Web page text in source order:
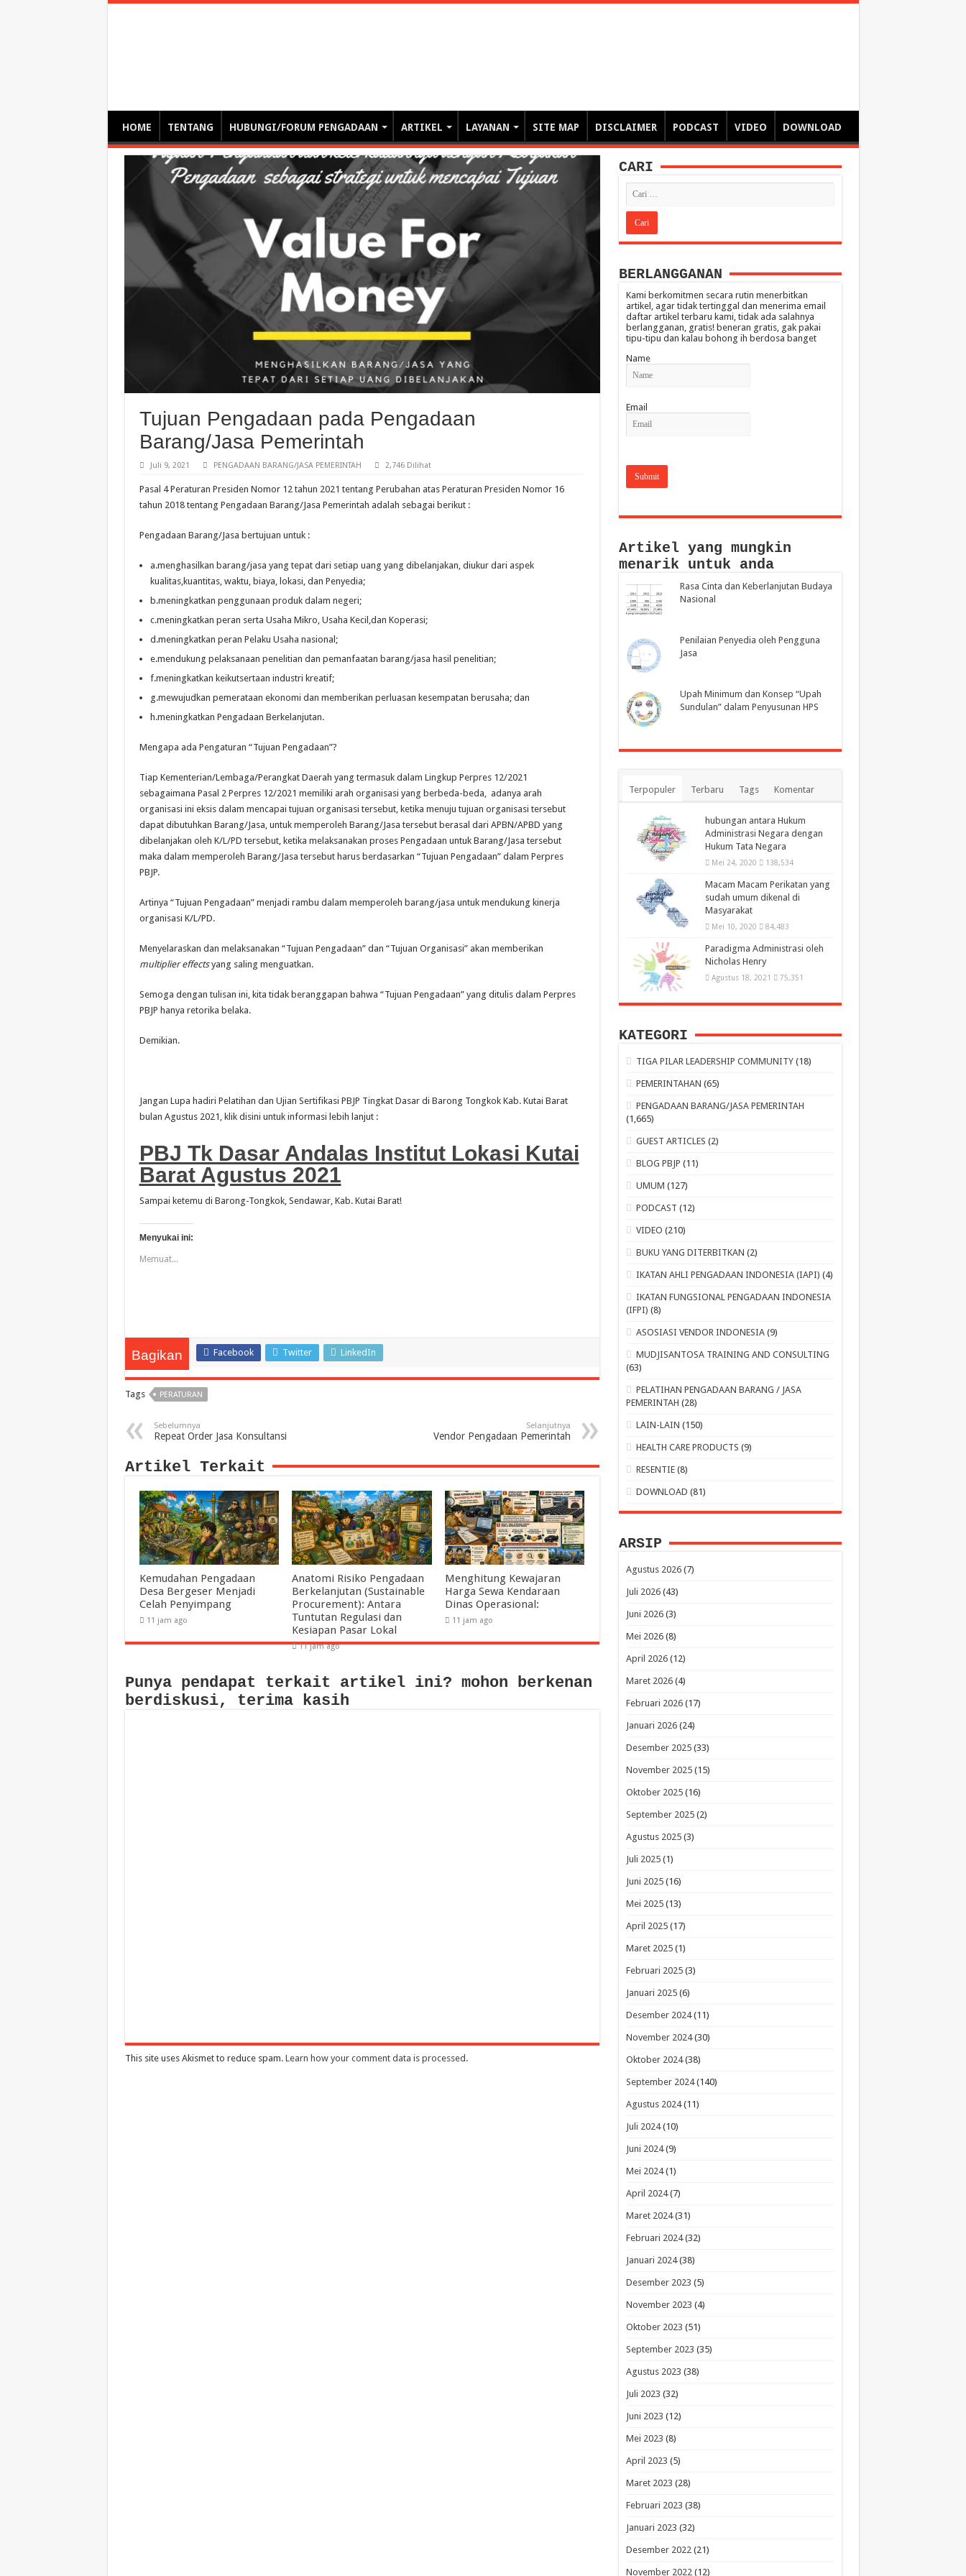
HOME TENTANG HUBUNGI/FORUM PENGADAAN ARTIKEL LAYANAN SITE MAP DISCLAIMER PODCAST VIDEO DOWNLOAD
Tujuan Pengadaan pada Pengadaan
Barang/Jasa Pemerintah
Juli 9, 2021 PENGADAAN BARANG/JASA PEMERINTAH 2,746 Dilihat
Pasal 4 Peraturan Presiden Nomor 12 tahun 2021 tentang Perubahan atas Peraturan Presiden Nomor 16
tahun 2018 tentang Pengadaan Barang/Jasa Pemerintah adalah sebagai berikut :
Pengadaan Barang/Jasa bertujuan untuk :
a.menghasilkan barang/jasa yang tepat dari setiap uang yang dibelanjakan, diukur dari aspek
kualitas,kuantitas, waktu, biaya, lokasi, dan Penyedia;
b.meningkatkan penggunaan produk dalam negeri;
c.meningkatkan peran serta Usaha Mikro, Usaha Kecil,dan Koperasi;
d.meningkatkan peran Pelaku Usaha nasional;
e.mendukung pelaksanaan penelitian dan pemanfaatan barang/jasa hasil penelitian;
f.meningkatkan keikutsertaan industri kreatif;
g.mewujudkan pemerataan ekonomi dan memberikan perluasan kesempatan berusaha; dan
h.meningkatkan Pengadaan Berkelanjutan.
Mengapa ada Pengaturan “Tujuan Pengadaan”?
Tiap Kementerian/Lembaga/Perangkat Daerah yang termasuk dalam Lingkup Perpres 12/2021
sebagaimana Pasal 2 Perpres 12/2021 memiliki arah organisasi yang berbeda-beda, adanya arah
organisasi ini eksis dalam mencapai tujuan organisasi tersebut, ketika menuju tujuan organisasi tersebut
dapat dibutuhkan Barang/Jasa, untuk memperoleh Barang/Jasa tersebut berasal dari APBN/APBD yang
dibelanjakan oleh K/L/PD tersebut, ketika melaksanakan proses Pengadaan untuk Barang/Jasa tersebut
maka dalam memperoleh Barang/Jasa tersebut harus berdasarkan “Tujuan Pengadaan” dalam Perpres
PBJP.
Artinya “Tujuan Pengadaan” menjadi rambu dalam memperoleh barang/jasa untuk mendukung kinerja
organisasi K/L/PD.
Menyelaraskan dan melaksanakan “Tujuan Pengadaan” dan “Tujuan Organisasi” akan memberikan
multiplier effectsyang saling menguatkan.
Semoga dengan tulisan ini, kita tidak beranggapan bahwa “Tujuan Pengadaan” yang ditulis dalam Perpres
PBJP hanya retorika belaka.
Demikian.
Jangan Lupa hadiri Pelatihan dan Ujian Sertifikasi PBJP Tingkat Dasar di Barong Tongkok Kab. Kutai Barat
bulan Agustus 2021, klik disini untuk informasi lebih lanjut :
PBJ Tk Dasar Andalas Institut Lokasi Kutai
Barat Agustus 2021
Sampai ketemu di Barong-Tongkok, Sendawar, Kab. Kutai Barat!
Menyukai ini:
Memuat...
Bagikan Facebook Twitter LinkedIn
Tags PERATURAN
Sebelumnya
Repeat Order Jasa Konsultansi
Selanjutnya
Vendor Pengadaan Pemerintah
Artikel Terkait
Kemudahan Pengadaan
Desa Bergeser Menjadi
Celah Penyimpang
11 jam ago
Anatomi Risiko Pengadaan
Berkelanjutan (Sustainable
Procurement): Antara
Tuntutan Regulasi dan
Kesiapan Pasar Lokal
11 jam ago
Menghitung Kewajaran
Harga Sewa Kendaraan
Dinas Operasional:
11 jam ago
Punya pendapat terkait artikel ini? mohon berkenan
berdiskusi, terima kasih
This site uses Akismet to reduce spam. Learn how your comment data is processed .
CARI
BERLANGGANAN
Kami berkomitmen secara rutin menerbitkan
artikel, agar tidak tertinggal dan menerima email
daftar artikel terbaru kami, tidak ada salahnya
berlangganan, gratis! beneran gratis, gak pakai
tipu-tipu dan kalau bohong ih berdosa banget
Name
Email
Artikel yang mungkin
menarik untuk anda
Rasa Cinta dan Keberlanjutan Budaya
Nasional
Penilaian Penyedia oleh Pengguna
Jasa
Upah Minimum dan Konsep “Upah
Sundulan” dalam Penyusunan HPS
Terpopuler Terbaru Tags Komentar
hubungan antara Hukum
Administrasi Negara dengan
Hukum Tata Negara
Mei 24, 2020 138,534
Macam Macam Perikatan yang
sudah umum dikenal di
Masyarakat
Mei 10, 2020 84,483
Paradigma Administrasi oleh
Nicholas Henry
Agustus 18, 2021 75,351
KATEGORI
TIGA PILAR LEADERSHIP COMMUNITY (18)
PEMERINTAHAN (65)
PENGADAAN BARANG/JASA PEMERINTAH
(1,665)
GUEST ARTICLES (2)
BLOG PBJP (11)
UMUM (127)
PODCAST (12)
VIDEO (210)
BUKU YANG DITERBITKAN (2)
IKATAN AHLI PENGADAAN INDONESIA (IAPI) (4)
IKATAN FUNGSIONAL PENGADAAN INDONESIA
(IFPI) (8)
ASOSIASI VENDOR INDONESIA (9)
MUDJISANTOSA TRAINING AND CONSULTING
(63)
PELATIHAN PENGADAAN BARANG / JASA
PEMERINTAH (28)
LAIN-LAIN (150)
HEALTH CARE PRODUCTS (9)
RESENTIE (8)
DOWNLOAD (81)
ARSIP
Agustus 2026(7)
Juli 2026(43)
Juni 2026(3)
Mei 2026(8)
April 2026(12)
Maret 2026(4)
Februari 2026(17)
Januari 2026(24)
Desember 2025(33)
November 2025(15)
Oktober 2025(16)
September 2025(2)
Agustus 2025(3)
Juli 2025(1)
Juni 2025(16)
Mei 2025(13)
April 2025(17)
Maret 2025(1)
Februari 2025(3)
Januari 2025(6)
Desember 2024(11)
November 2024(30)
Oktober 2024(38)
September 2024(140)
Agustus 2024(11)
Juli 2024(10)
Juni 2024(9)
Mei 2024(1)
April 2024(7)
Maret 2024(31)
Februari 2024(32)
Januari 2024(38)
Desember 2023 (5)
November 2023 (4)
Oktober 2023 (51)
September 2023 (35)
Agustus 2023 (38)
Juli 2023 (32)
Juni 2023 (12)
Mei 2023 (8)
April 2023 (5)
Maret 2023 (28)
Februari 2023 (38)
Januari 2023 (32)
Desember 2022(21)
November 2022(12)